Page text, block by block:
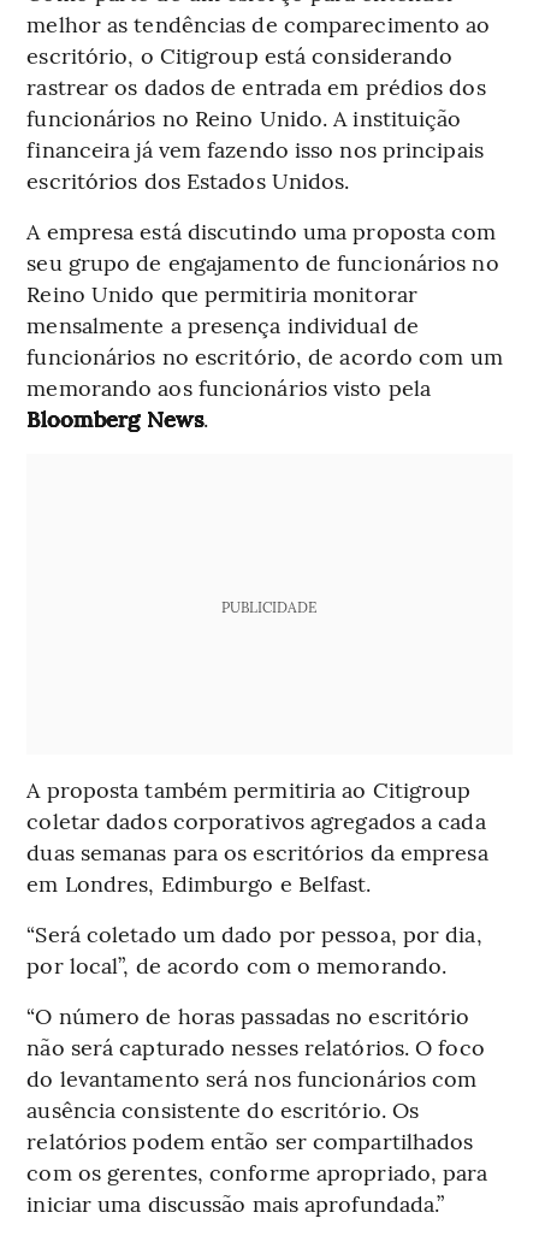
melhor as tendências de comparecimento ao
escritório, o Citigroup está considerando
rastrear os dados de entrada em prédios dos
funcionários no Reino Unido. A instituição
financeira já vem fazendo isso nos principais
escritórios dos Estados Unidos.
A empresa está discutindo uma proposta com
seu grupo de engajamento de funcionários no
Reino Unido que permitiria monitorar
mensalmente a presença individual de
funcionários no escritório, de acordo com um
memorando aos funcionários visto pela
Bloomberg News.
PUBLICIDADE
A proposta também permitiria ao Citigroup
coletar dados corporativos agregados a cada
duas semanas para os escritórios da empresa
em Londres, Edimburgo e Belfast.
“Será coletado um dado por pessoa, por dia,
por local”, de acordo com o memorando.
“O número de horas passadas no escritório
não será capturado nesses relatórios. O foco
do levantamento será nos funcionários com
ausência consistente do escritório. Os
relatórios podem então ser compartilhados
com os gerentes, conforme apropriado, para
iniciar uma discussão mais aprofundada.”